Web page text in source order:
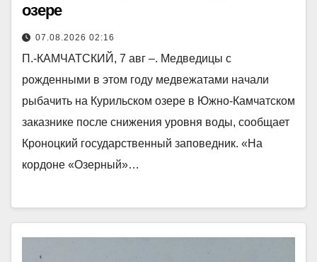
озере
07.08.2026 02:16
П.-КАМЧАТСКИЙ, 7 авг –. Медведицы с
рожденными в этом году медвежатами начали
рыбачить на Курильском озере в Южно-Камчатском
заказнике после снижения уровня воды, сообщает
Кроноцкий государственный заповедник. «На
кордоне «Озерный»…